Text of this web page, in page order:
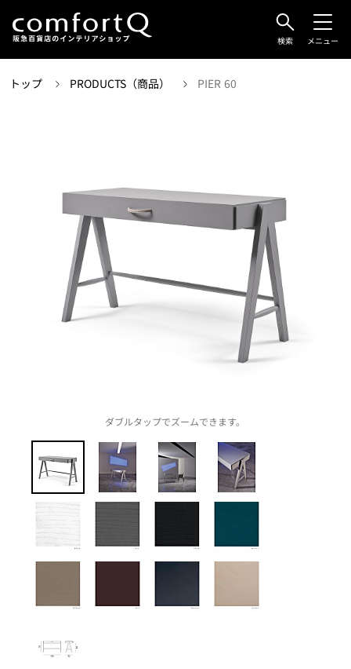
検索 メニュー
トップ PRODUCTS（商品） PIER 60
ダブルタップでズームできます。